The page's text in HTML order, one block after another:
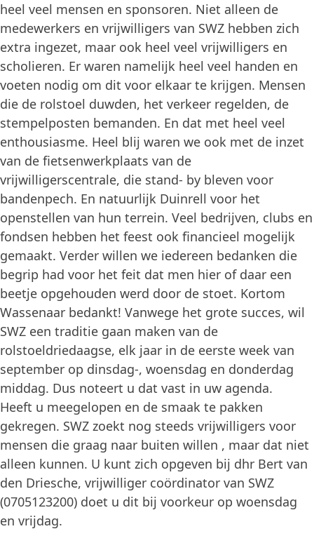
heel veel mensen en sponsoren. Niet alleen de
medewerkers en vrijwilligers van SWZ hebben zich
extra ingezet, maar ook heel veel vrijwilligers en
scholieren. Er waren namelijk heel veel handen en
voeten nodig om dit voor elkaar te krijgen. Mensen
die de rolstoel duwden, het verkeer regelden, de
stempelposten bemanden. En dat met heel veel
enthousiasme. Heel blij waren we ook met de inzet
van de fietsenwerkplaats van de
vrijwilligerscentrale, die stand- by bleven voor
bandenpech. En natuurlijk Duinrell voor het
openstellen van hun terrein. Veel bedrijven, clubs en
fondsen hebben het feest ook financieel mogelijk
gemaakt. Verder willen we iedereen bedanken die
begrip had voor het feit dat men hier of daar een
beetje opgehouden werd door de stoet. Kortom
Wassenaar bedankt! Vanwege het grote succes, wil
SWZ een traditie gaan maken van de
rolstoeldriedaagse, elk jaar in de eerste week van
september op dinsdag-, woensdag en donderdag
middag. Dus noteert u dat vast in uw agenda.
Heeft u meegelopen en de smaak te pakken
gekregen. SWZ zoekt nog steeds vrijwilligers voor
mensen die graag naar buiten willen , maar dat niet
alleen kunnen. U kunt zich opgeven bij dhr Bert van
den Driesche, vrijwilliger coördinator van SWZ
(0705123200) doet u dit bij voorkeur op woensdag
en vrijdag.